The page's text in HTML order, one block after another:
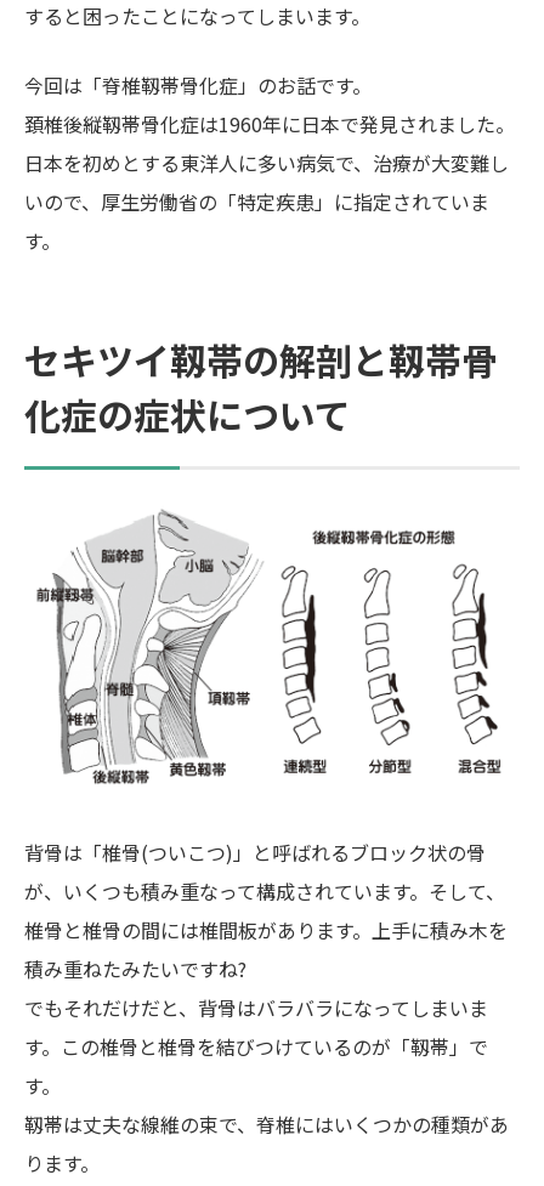
すると困ったことになってしまいます。
今回は「脊椎靱帯骨化症」のお話です。
頚椎後縦靱帯骨化症は1960年に日本で発見されました。
日本を初めとする東洋人に多い病気で、治療が大変難し
いので、厚生労働省の「特定疾患」に指定されていま
す。
セキツイ靱帯の解剖と靱帯骨
化症の症状について
背骨は「椎骨(ついこつ)」と呼ばれるブロック状の骨
が、いくつも積み重なって構成されています。そして、
椎骨と椎骨の間には椎間板があります。上手に積み木を
積み重ねたみたいですね?
でもそれだけだと、背骨はバラバラになってしまいま
す。この椎骨と椎骨を結びつけているのが「靱帯」で
す。
靱帯は丈夫な線維の束で、脊椎にはいくつかの種類があ
ります。